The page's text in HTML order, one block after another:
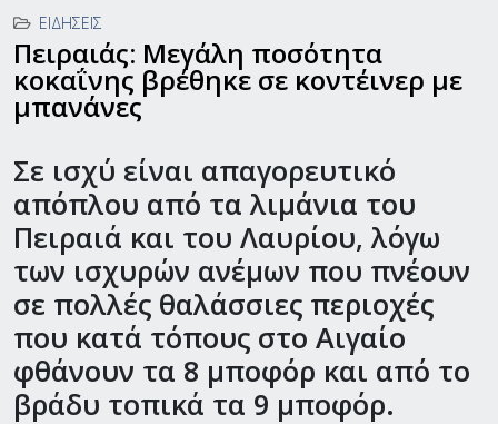
ΕΙΔΉΣΕΙΣ
Πειραιάς: Μεγάλη ποσότητα
κοκαΐνης βρέθηκε σε κοντέινερ με
μπανάνες
Σε ισχύ είναι απαγορευτικό
απόπλου από τα λιμάνια του
Πειραιά και του Λαυρίου, λόγω
των ισχυρών ανέμων που πνέουν
σε πολλές θαλάσσιες περιοχές
που κατά τόπους στο Αιγαίο
φθάνουν τα 8 μποφόρ και από το
βράδυ τοπικά τα 9 μποφόρ.